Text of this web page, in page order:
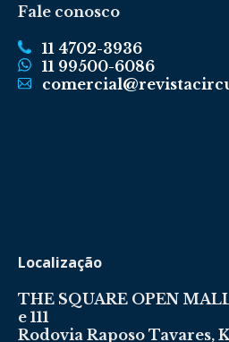
Fale conosco
11 4702-3936
11 99500-6086
Localização
THE SQUARE OPEN
e 111
Rodovia Raposo Tavares,